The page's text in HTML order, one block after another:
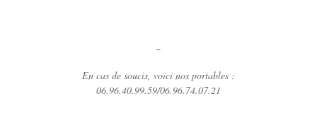
En cas de soucis, voici nos portables :
06.96.40.99.59/06.96.74.07.21